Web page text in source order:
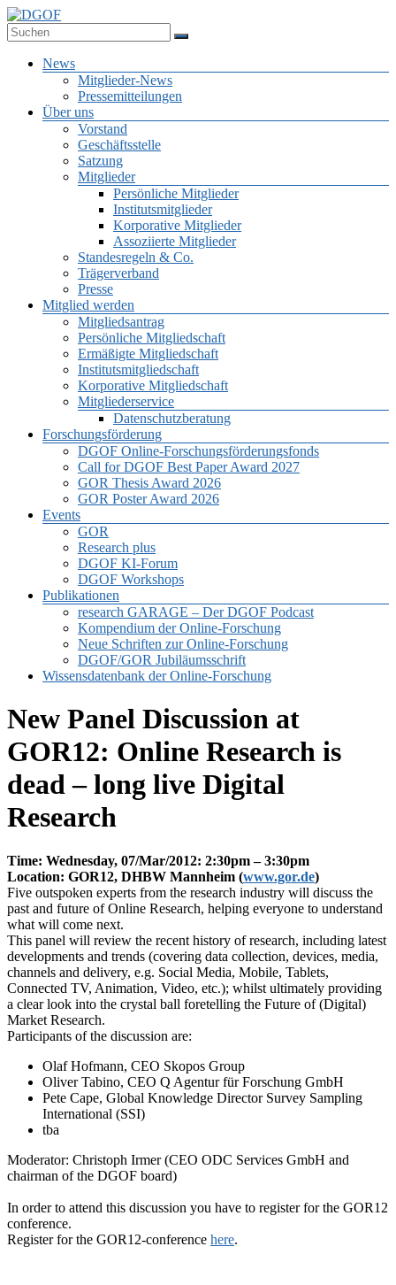
Zum
Inhalt
springen
Deutsche Gesellschaft für Online-Forschung e.V.
Menü
News
Mitglieder-News
Pressemitteilungen
Über uns
Vorstand
Geschäftsstelle
Satzung
Mitglieder
Persönliche Mitglieder
Institutsmitglieder
Korporative Mitglieder
Assoziierte Mitglieder
Standesregeln & Co.
Trägerverband
Presse
Mitglied werden
Mitgliedsantrag
Persönliche Mitgliedschaft
Ermäßigte Mitgliedschaft
Institutsmitgliedschaft
Korporative Mitgliedschaft
Mitgliederservice
Datenschutzberatung
Forschungsförderung
DGOF Online-Forschungsförderungsfonds
Call for DGOF Best Paper Award 2027
GOR Thesis Award 2026
GOR Poster Award 2026
Events
GOR
Research plus
DGOF KI-Forum
DGOF Workshops
Publikationen
research GARAGE – Der DGOF Podcast
Kompendium der Online-Forschung
Neue Schriften zur Online-Forschung
DGOF/GOR Jubiläumsschrift
Wissensdatenbank der Online-Forschung
New Panel Discussion at
GOR12: Online Research is
dead – long live Digital
Research
Time: Wednesday, 07/Mar/2012: 2:30pm – 3:30pm
Location: GOR12, DHBW Mannheim (www.gor.de)
Five outspoken experts from the research industry will discuss the
past and future of Online Research, helping everyone to understand
what will come next.
This panel will review the recent history of research, including latest
developments and trends (covering data collection, devices, media,
channels and delivery, e.g. Social Media, Mobile, Tablets,
Connected TV, Animation, Video, etc.); whilst ultimately providing
a clear look into the crystal ball foretelling the Future of (Digital)
Market Research.
Participants of the discussion are:
Olaf Hofmann, CEO Skopos Group
Oliver Tabino, CEO Q Agentur für Forschung GmbH
Pete Cape, Global Knowledge Director Survey Sampling
International (SSI)
tba
Moderator: Christoph Irmer (CEO ODC Services GmbH and
chairman of the DGOF board)
In order to attend this discussion you have to register for the GOR12
conference.
Register for the GOR12-conference here.